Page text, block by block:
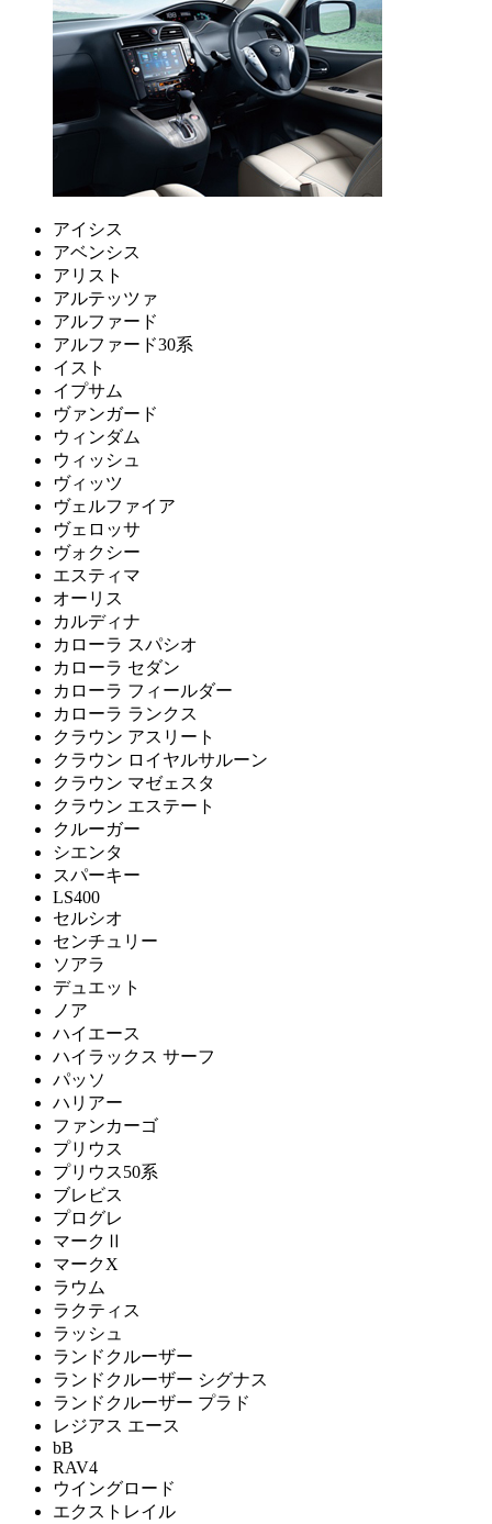
アイシス
アベンシス
アリスト
アルテッツァ
アルファード
アルファード30系
イスト
イプサム
ヴァンガード
ウィンダム
ウィッシュ
ヴィッツ
ヴェルファイア
ヴェロッサ
ヴォクシー
エスティマ
オーリス
カルディナ
カローラ スパシオ
カローラ セダン
カローラ フィールダー
カローラ ランクス
クラウン アスリート
クラウン ロイヤルサルーン
クラウン マゼェスタ
クラウン エステート
クルーガー
シエンタ
スパーキー
LS400
セルシオ
センチュリー
ソアラ
デュエット
ノア
ハイエース
ハイラックス サーフ
パッソ
ハリアー
ファンカーゴ
プリウス
プリウス50系
ブレビス
プログレ
マークⅡ
マークX
ラウム
ラクティス
ラッシュ
ランドクルーザー
ランドクルーザー シグナス
ランドクルーザー プラド
レジアス エース
bB
RAV4
ウイングロード
エクストレイル